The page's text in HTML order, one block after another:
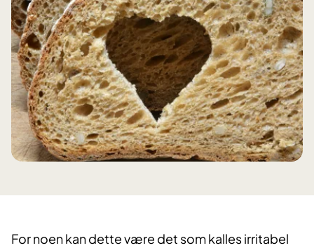
For noen kan dette være det som kalles irritabel